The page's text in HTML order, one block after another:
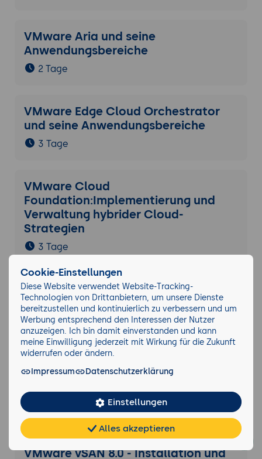
VMware Aria und seine
Anwendungsbereiche
2 Tage
VMware Edge Cloud Orchestrator
und seine Anwendungsbereiche
3 Tage
VMware Cloud
Foundation:Implementierung und
Verwaltung hybrider Cloud-
Strategien
3 Tage
VMware vSphere Foundation:
Virtualisierung moderner IT-
Infrastrukturen
3 Tage
VMware Cloud Foundation (VCF)
Einführung
3 Tage
VMware vSAN 8.0 - Installation und
Teilen FAQ Cookies
Cookie-Einstellungen
Diese Website verwendet Website-Tracking-
Technologien von Drittanbietern, um unsere Dienste
bereitzustellen und kontinuierlich zu verbessern und um
Werbung entsprechend den Interessen der Nutzer
anzuzeigen. Ich bin damit einverstanden und kann
meine Einwilligung jederzeit mit Wirkung für die Zukunft
widerrufen oder ändern.
Impressum
Datenschutzerklärung
Einstellungen
Alles akzeptieren